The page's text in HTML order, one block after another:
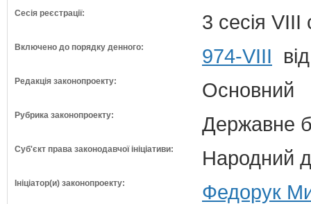
Сесія реєстрації: 3 сесія VIII
Включено до порядку денного: 974-VIII
Редакція законопроекту: Основний
Рубрика законопроекту: Державне
Суб'єкт права законодавчої ініціативи: Народний
Ініціатор(и) законопроекту: Федорук